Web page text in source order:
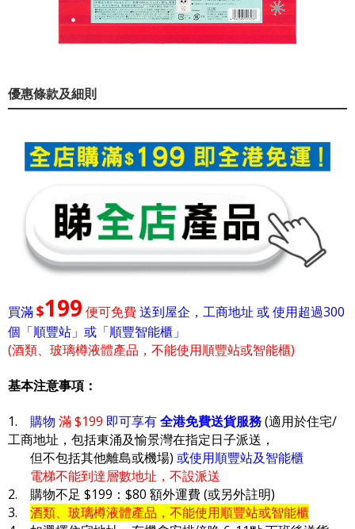
優惠條款及細則
買滿$199 便可免費送到屋企，工商地址 或 使用超過300
個「順豐站」或「順豐智能櫃」
(酒類、玻璃樽液體產品，不能使用順豐站或智能櫃)
基本注意事項：
1. 購物 滿 $199 即可享有全港免費送貨服務(適用於住宅/
工商地址，包括東涌及愉景灣在指定日子派送，
但不包括其他離島或機場) 或使用順豐站及智能櫃
電梯不能到達層數地址，不設派送
2. 購物不足 $199：$80 額外運費 (或另外註明)
3. 酒類、玻璃樽液體產品，不能使用順豐站或智能櫃